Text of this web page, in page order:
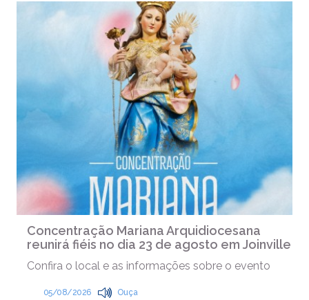
Concentração Mariana Arquidiocesana
reunirá fiéis no dia 23 de agosto em Joinville
Confira o local e as informações sobre o evento
05/08/2026 Ouça